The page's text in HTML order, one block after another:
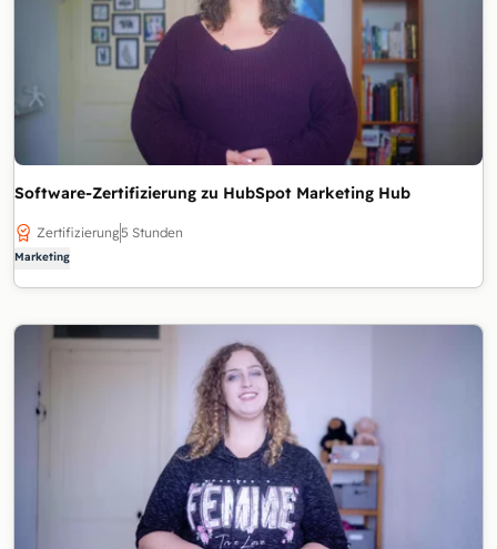
Software-Zertifizierung zu HubSpot Marketing Hub
Zertifizierung5 Stunden
Marketing